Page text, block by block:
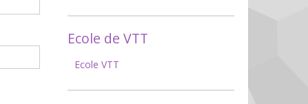
Ecole de VTT
Ecole VTT